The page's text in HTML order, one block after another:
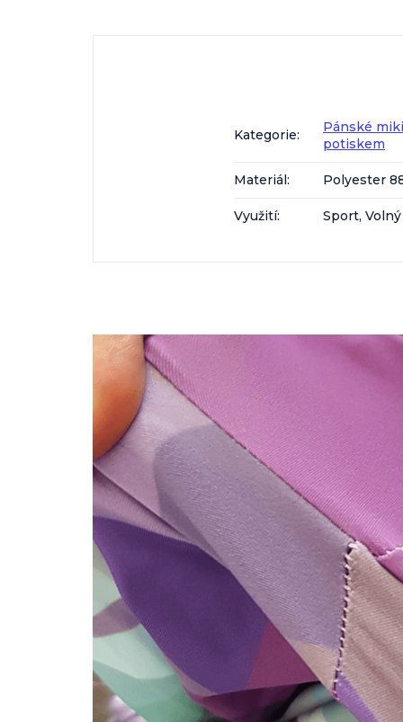
Kategorie:
Pánské
potiskem
Materiál: Polyester
Využití: Sport,